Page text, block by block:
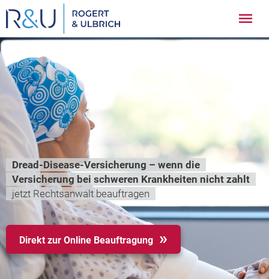
Zum
Inhalt
springen
Dread-Disease-Versicherung – wenn die
Versicherung bei schweren Krankheiten nicht zahlt
jetzt Rechtsanwalt beauftragen
Direkt zur Online Beauftragung